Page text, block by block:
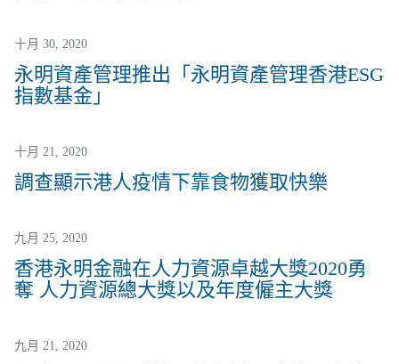
十月 30, 2020
永明資產管理推出「永明資產管理香港ESG
指數基金」
十月 21, 2020
調查顯示港人疫情下靠食物獲取快樂
九月 25, 2020
香港永明金融在人力資源卓越大獎2020勇
奪 人力資源總大獎以及年度僱主大獎
九月 21, 2020